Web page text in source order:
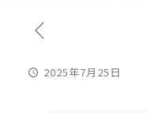
2025年7月25日